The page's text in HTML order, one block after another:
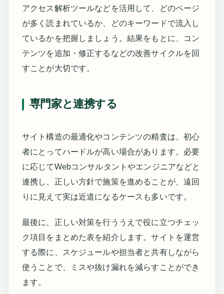
アクセス解析ツールなどを活用して、どのページ
が多く読まれているか、どのキーワードで流入し
ているかを把握しましょう。結果をもとに、コン
テンツを追加・修正するなどの改善サイクルを回
すことが大切です。
専門家と連携する
サイト構造の最適化やコンテンツの精査は、初心
者にとってハードルが高い場合があります。必要
に応じてWebコンサルタントやエンジニアなどと
連携し、正しい方針で施策を進めることが、遠回
りに見えて実は近道になるケースも多いです。
最後に、正しい対策を行ううえで役に立つチェッ
ク項目をまとめた表を紹介します。サイトを運営
する際に、スケジュールや担当者と共有しながら
使うことで、ミスや抜け漏れを減らすことができ
ます。